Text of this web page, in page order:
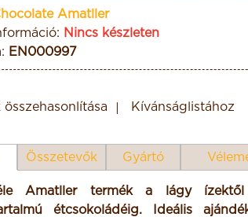
Amatller
Nincs készleten
EN000997
összehasonlítása Kívánságlistához
Összetevők Gyártó
Amatller termék a lágy
étcsokoládéig. Ideális